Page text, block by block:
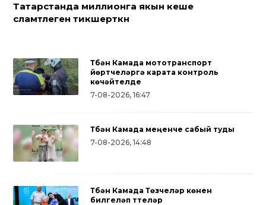
Татарстанда миллионга якын кеше
сәламәтлеген тикшерткән
Түбән Камада мототранспорт
йөртүчеләргә карата контроль
көчәйтелде
7-08-2026, 16:47
Түбән Камада меңенче сабый туды
7-08-2026, 14:48
Түбән Камада Төзүчеләр көнен
билгеләп үттеләр